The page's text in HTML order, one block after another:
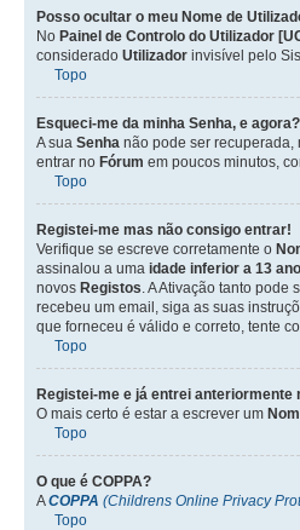
Posso ocultar o meu Nome de
No Painel de Controlo do Utilizador
considerado Utilizador invisível pelo
Topo
Esqueci-me da minha Senha, e agora?
A sua Senha não pode ser recuperada,
entrar no Fórum em poucos minutos,
Topo
Registei-me mas não consigo entrar!
Verifique se escreve corretamente o
assinalou a uma idade inferior a 13
novos Registos. A Ativação tanto pode
recebeu um email, siga as suas
que forneceu é válido e correto, tente
Topo
Registei-me e já entrei anteriormente
O mais certo é estar a escrever um
Topo
O que é COPPA?
ACOPPA (Childrens Online Privacy
Topo